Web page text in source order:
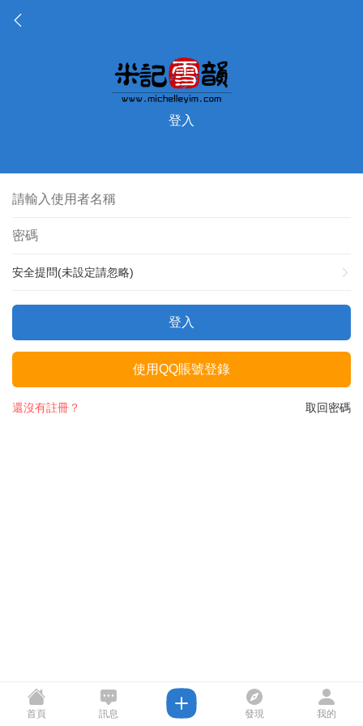
登入
安全提問(未設定請忽略)
登入
使用QQ賬號登錄
取回密碼
還沒有註冊？
首頁 訊息 發現 我的